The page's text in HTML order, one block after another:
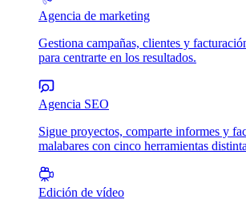
Agencia de marketing
Gestiona campañas, clientes y
para centrarte en los resultados.
Agencia SEO
Sigue proyectos, comparte informes y
malabares con cinco herramientas
Edición de vídeo